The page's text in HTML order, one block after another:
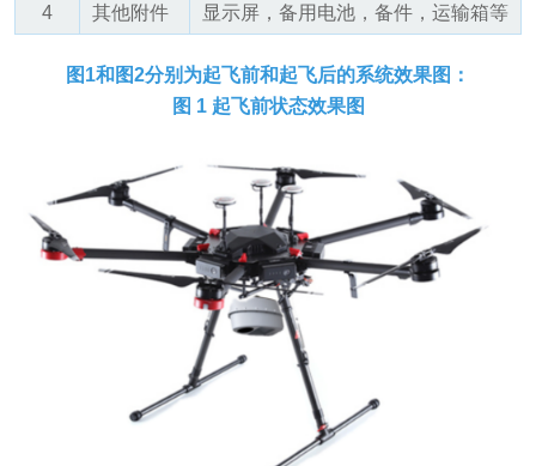
4 其他附件 显示屏，备用电池，备件，运输箱等
图1和图2分别为起飞前和起飞后的系统效果图：
图 1 起飞前状态效果图